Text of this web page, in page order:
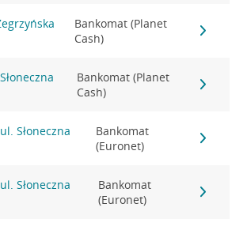
Bankomat (Planet
Cash)
Bankomat (Planet
Cash)
Słoneczna
Bankomat
(Euronet)
Słoneczna
Bankomat
(Euronet)